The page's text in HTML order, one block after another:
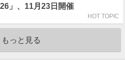
」、11月23日開催
HOT TOPIC
もっと見る